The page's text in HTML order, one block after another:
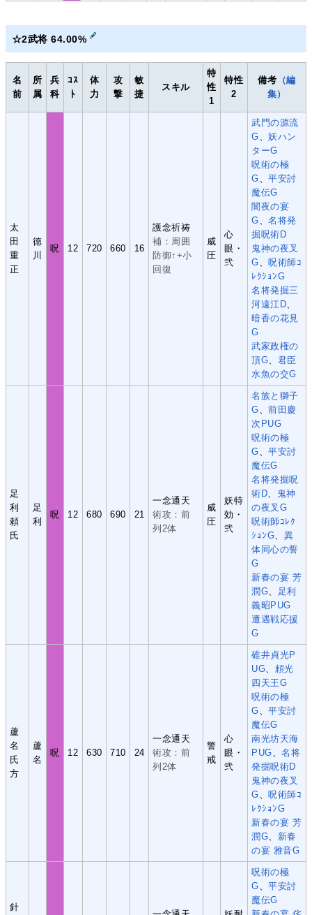
☆2武将 64.00%
名
前
所
属
兵
科
ｺｽ
ﾄ
体
力
攻
撃
敏
捷
スキル
特
性
1
特性
2
備考 （編
集）
太
田
重
正
徳
川
呪 12 720 660 16
護念祈祷
補：周囲
防御↑+小
回復
威
圧
心
眼・
弐
武門の源流
G 、妖ハン
ターG
呪術の極
G 、平安討
魔伝G
闇夜の宴
G 、名将発
掘呪術D
鬼神の夜叉
G 、呪術師ｺ
ﾚｸｼｮﾝG
名将発掘三
河遠江D
暗香の花見
G
武家政権の
頂G
君臣
水魚の交G
足
利
頼
氏
足
利
呪 12 680 690 21
一念通天
術攻：前
列2体
威
圧
妖特
効・
弐
名族と獅子
G 、前田慶
次PUG
呪術の極
G 、平安討
魔伝G
名将発掘呪
術D
鬼神
の夜叉G
呪術師ｺﾚｸ
ｼｮﾝG
異
体同心の誓
G
新春の宴 芳
潤G
足利
義昭PUG
遭遇戦応援
G
蘆
名
氏
方
蘆
名
呪 12 630 710 24
一念通天
術攻：前
列2体
警
戒
心
眼・
弐
碓井貞光P
UG
頼光
四天王G
呪術の極
G 、平安討
魔伝G
南光坊天海
PUG 、名将
発掘呪術D
鬼神の夜叉
G 、呪術師ｺ
ﾚｸｼｮﾝG
新春の宴 芳
潤G
新春
の宴 雅音G
針
呪術の極
G 、平安討
魔伝G